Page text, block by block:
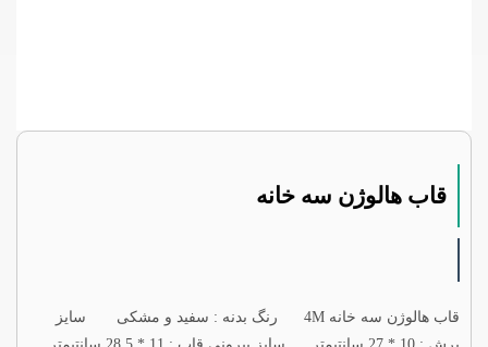
قاب هالوژن سه خانه
قاب هالوژن سه خانه 4M رنگ بدنه : سفید و مشکی سایز